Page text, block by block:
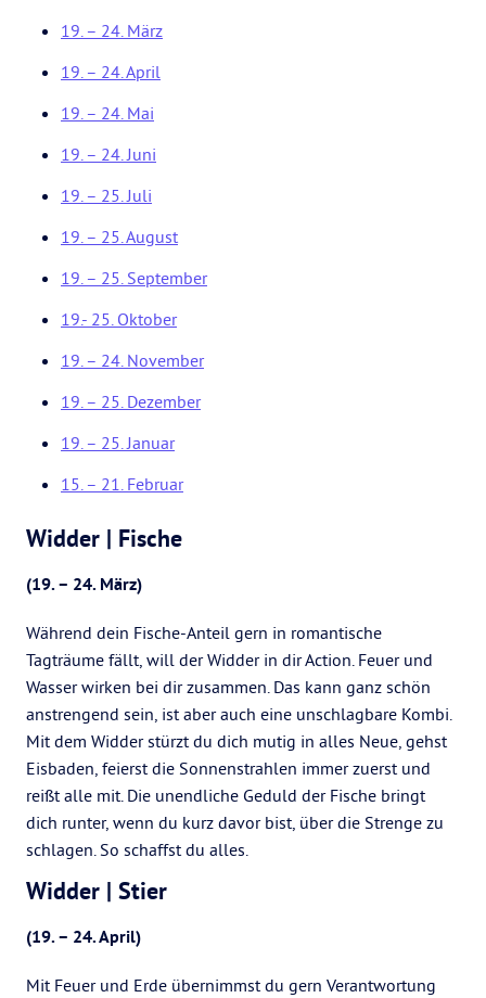
19. – 24. März
19. – 24. April
19. – 24. Mai
19. – 24. Juni
19. – 25. Juli
19. – 25. August
19. – 25. September
19.- 25. Oktober
19. – 24. November
19. – 25. Dezember
19. – 25. Januar
15. – 21. Februar
Widder | Fische
(19. – 24. März)
Während dein Fische-Anteil gern in romantische
Tagträume fällt, will der Widder in dir Action. Feuer und
Wasser wirken bei dir zusammen. Das kann ganz schön
anstrengend sein, ist aber auch eine unschlagbare Kombi.
Mit dem Widder stürzt du dich mutig in alles Neue, gehst
Eisbaden, feierst die Sonnenstrahlen immer zuerst und
reißt alle mit. Die unendliche Geduld der Fische bringt
dich runter, wenn du kurz davor bist, über die Strenge zu
schlagen. So schaffst du alles.
Widder | Stier
(19. – 24. April)
Mit Feuer und Erde übernimmst du gern Verantwortung